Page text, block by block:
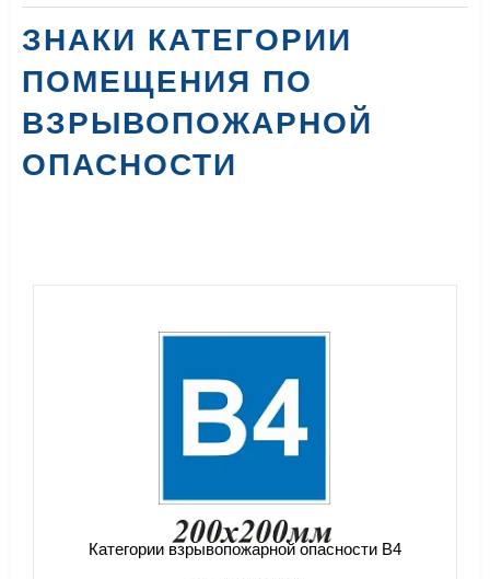
ЗНАКИ КАТЕГОРИИ
ПОМЕЩЕНИЯ ПО
ВЗРЫВОПОЖАРНОЙ
ОПАСНОСТИ
Категории взрывопожарной опасности В4